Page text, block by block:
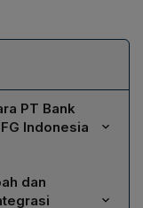
PT Bank
Indonesia
pada tahun
regulator,
dan